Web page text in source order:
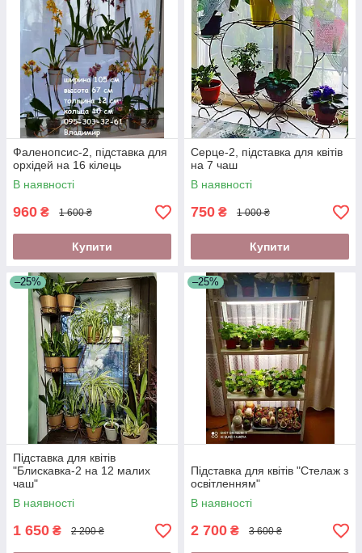
Фаленопсис-2, підставка для
орхідей на 16 кілець
В наявності
960 ₴ 1 600 ₴
Купити
Серце-2, підставка для квітів
на 7 чаш
В наявності
750 ₴ 1 000 ₴
Купити
–25%
Підставка для квітів
"Блискавка-2 на 12 малих
чаш"
В наявності
1 650 ₴ 2 200 ₴
–25%
Підставка для квітів "Стелаж з
освітленням"
В наявності
2 700 ₴ 3 600 ₴